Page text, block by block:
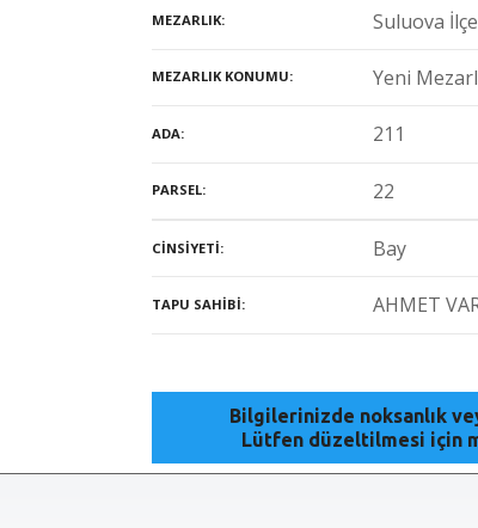
MEZARLIK Suluova
MEZARLIK KONUMU Yeni
ADA 211
PARSEL 22
CINSIYETI Bay
TAPU SAHIBI AHMET
Bilgilerinizde noksanlık
Lütfen düzeltilmesi için